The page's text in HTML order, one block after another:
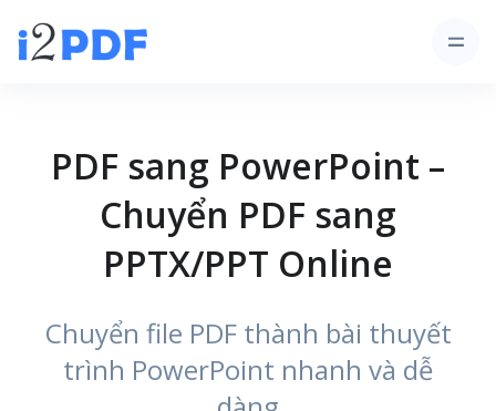
PDF sang PowerPoint –
Chuyển PDF sang
PPTX/PPT Online
Chuyển file PDF thành bài thuyết
trình PowerPoint nhanh và dễ